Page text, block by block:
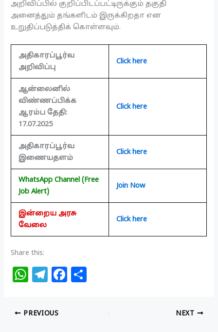
அறிவிப்பில் குறிப்பிடப்பட்டிருக்கும் தகுதி
அனைத்தும் தங்களிடம் இருக்கிறதா என
உறுதிப்படுத்திக் கொள்ளவும்.
அதிகாரப்பூர்வ
அறிவிப்பு
Click here
ஆன்லைனில்
விண்ணப்பிக்க
ஆரம்ப தேதி:
17.07.2025
Click here
அதிகாரப்பூர்வ
இணையதளம்
Click here
WhatsApp Channel (Free
Job Alert)
Join Now
இன்றைய அரசு
வேலை
Click here
Share this:
W
at
s
T
e
g
F
PREVIOUS NEXT